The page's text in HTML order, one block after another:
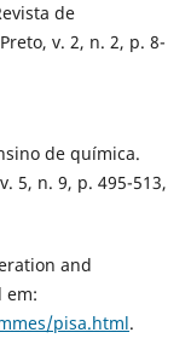
de
v. 2, n. 2, p. 8-
de química.
5, n. 9, p. 495-513,
and
em:
pisa.html.